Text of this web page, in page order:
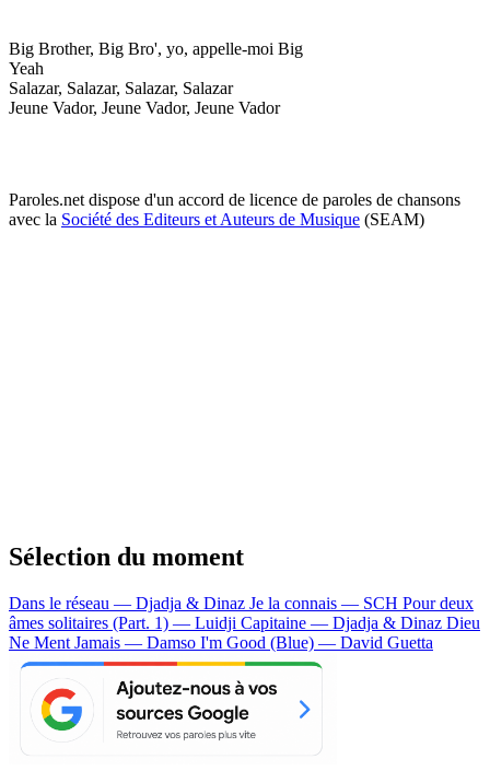
Big Brother, Big Bro', yo, appelle-moi Big
Yeah
Salazar, Salazar, Salazar, Salazar
Jeune Vador, Jeune Vador, Jeune Vador
Paroles.net dispose d'un accord de licence de paroles de chansons
avec la Société des Editeurs et Auteurs de Musique (SEAM)
Sélection du moment
Dans le réseau — Djadja & Dinaz Je la connais — SCH Pour deux
âmes solitaires (Part. 1) — Luidji Capitaine — Djadja & Dinaz Dieu
Ne Ment Jamais — Damso I'm Good (Blue) — David Guetta